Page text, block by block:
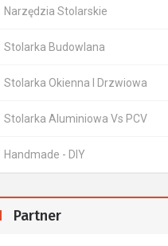
Narzędzia Stolarskie
Stolarka Budowlana
Stolarka Okienna I Drzwiowa
Stolarka Aluminiowa Vs PCV
Handmade - DIY
Partner